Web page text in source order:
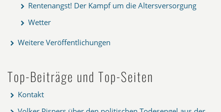
Rentenangst! Der Kampf um die Altersversorgung
Wetter
Weitere Veröffentlichungen
Top-Beiträge und Top-Seiten
Kontakt